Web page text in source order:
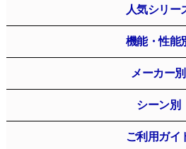
人気シリー
機能・性能
メーカー別
シーン別
ご利用ガイ